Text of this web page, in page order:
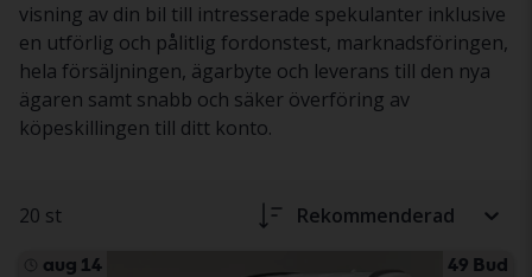
visning av din bil till intresserade spekulanter inklusive
en utförlig och pålitlig fordonstest, marknadsföringen,
hela försäljningen, ägarbyte och leverans till den nya
ägaren samt snabb och säker överföring av
köpeskillingen till ditt konto.
20 st Rekommenderad
aug 14 49 Bud